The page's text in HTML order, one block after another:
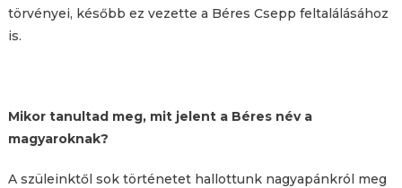
törvényei, később ez vezette a Béres Csepp feltalálásához
is.
Mikor tanultad meg, mit jelent a Béres név a
magyaroknak?
A szüleinktől sok történetet hallottunk nagyapánkról meg